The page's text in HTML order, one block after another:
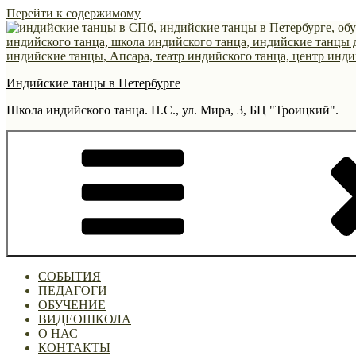
Перейти к содержимому
Индийские танцы в Петербурге
Школа индийского танца. П.С., ул. Мира, 3, БЦ "Троицкий".
СОБЫТИЯ
ПЕДАГОГИ
ОБУЧЕНИЕ
ВИДЕОШКОЛА
О НАС
КОНТАКТЫ